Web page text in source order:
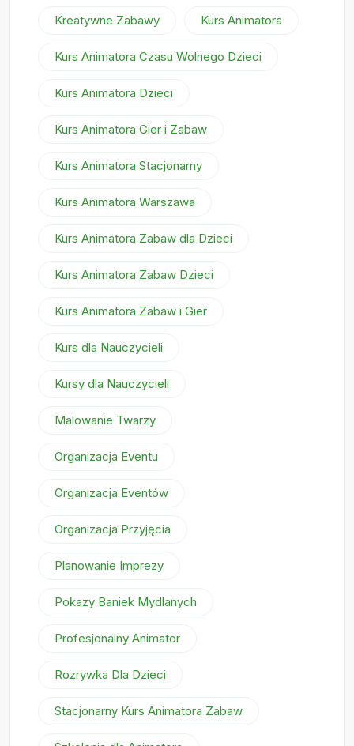
Kreatywne Zabawy Kurs Animatora
Kurs Animatora Czasu Wolnego Dzieci
Kurs Animatora Dzieci
Kurs Animatora Gier i Zabaw
Kurs Animatora Stacjonarny
Kurs Animatora Warszawa
Kurs Animatora Zabaw dla Dzieci
Kurs Animatora Zabaw Dzieci
Kurs Animatora Zabaw i Gier
Kurs dla Nauczycieli
Kursy dla Nauczycieli
Malowanie Twarzy
Organizacja Eventu
Organizacja Eventów
Organizacja Przyjęcia
Planowanie Imprezy
Pokazy Baniek Mydlanych
Profesjonalny Animator
Rozrywka Dla Dzieci
Stacjonarny Kurs Animatora Zabaw